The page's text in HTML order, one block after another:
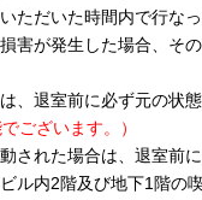
だいた時間内で行なっ
害が発生した場合、そ
退室前に必ず元の状態
ございます。）
れた場合は、退室前
内2階及び地下1階の